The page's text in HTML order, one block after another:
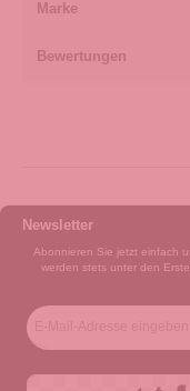
Marke
Bewertungen
Newsletter
Abonnieren Sie jetzt einfach
werden stets unter den